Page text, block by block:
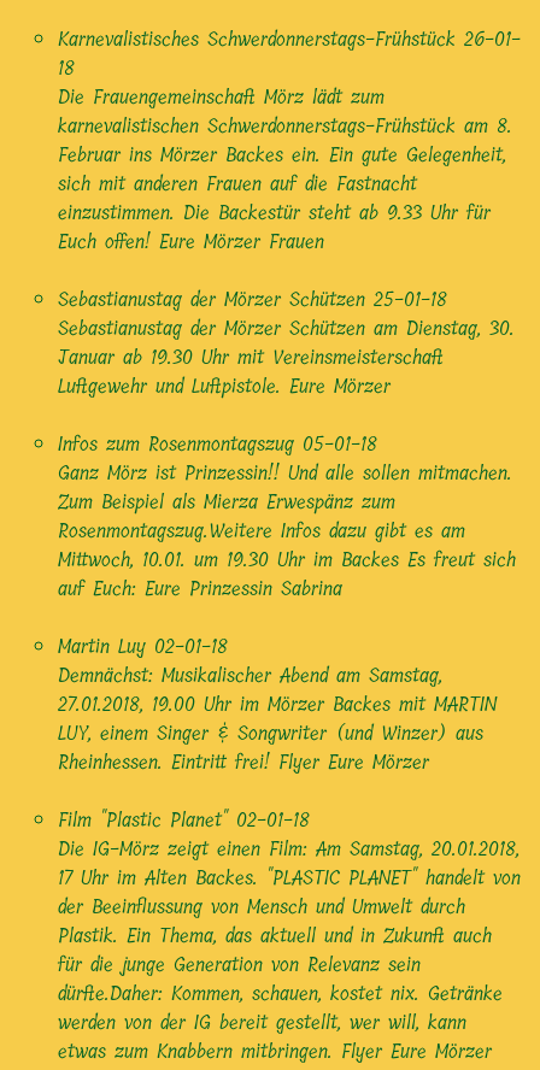
Karnevalistisches Schwerdonnerstags-Frühstück 26-01-
18
Die Frauengemeinschaft Mörz lädt zum
karnevalistischen Schwerdonnerstags-Frühstück am 8.
Februar ins Mörzer Backes ein. Ein gute Gelegenheit,
sich mit anderen Frauen auf die Fastnacht
einzustimmen. Die Backestür steht ab 9.33 Uhr für
Euch offen! Eure Mörzer Frauen
Sebastianustag der Mörzer Schützen 25-01-18
Sebastianustag der Mörzer Schützen am Dienstag, 30.
Januar ab 19.30 Uhr mit Vereinsmeisterschaft
Luftgewehr und Luftpistole. Eure Mörzer
Infos zum Rosenmontagszug 05-01-18
Ganz Mörz ist Prinzessin!! Und alle sollen mitmachen.
Zum Beispiel als Mierza Erwespänz zum
Rosenmontagszug.Weitere Infos dazu gibt es am
Mittwoch, 10.01. um 19.30 Uhr im Backes Es freut sich
auf Euch: Eure Prinzessin Sabrina
Martin Luy 02-01-18
Demnächst: Musikalischer Abend am Samstag,
27.01.2018, 19.00 Uhr im Mörzer Backes mit MARTIN
LUY, einem Singer & Songwriter (und Winzer) aus
Rheinhessen. Eintritt frei! Flyer Eure Mörzer
Film "Plastic Planet" 02-01-18
Die IG-Mörz zeigt einen Film: Am Samstag, 20.01.2018,
17 Uhr im Alten Backes. "PLASTIC PLANET" handelt von
der Beeinflussung von Mensch und Umwelt durch
Plastik. Ein Thema, das aktuell und in Zukunft auch
für die junge Generation von Relevanz sein
dürfte.Daher: Kommen, schauen, kostet nix. Getränke
werden von der IG bereit gestellt, wer will, kann
etwas zum Knabbern mitbringen. Flyer Eure Mörzer